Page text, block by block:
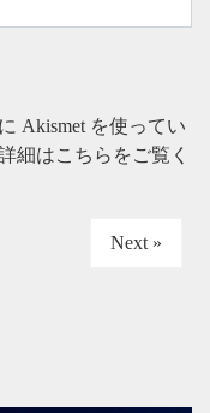
Akismet を使ってい
細はこちらをご覧く
Next »